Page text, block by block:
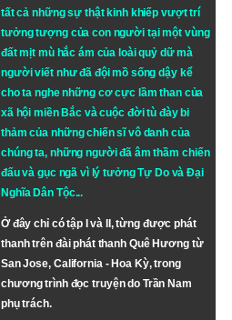
tất cả những sự thật kinh khiếp vượt trí
tưởng tượng của con người tại một vùng
đất mịt mù hắc ám của loài quỷ dữ mà
người viết như đã đội mồ sống dậy kể
cho ta nghe những cơ cực lầm than của
xã hội miền Bắc và cuộc đời tù đày bi
thảm của những chiến sĩ vô danh của
chúng ta, những người đã âm thầm chiến
đấu và gục ngã vì lý tưởngTự DovàĐại
Nghĩa Dân Tộc...
Ở đây chỉ có tập I và II, từng được phát
thanh trên đài phát thanh Quê Hương từ
San Jose, California - Hoa Kỳ, trong
chương trình đọc truyện do Trần Nam
phụ trách.